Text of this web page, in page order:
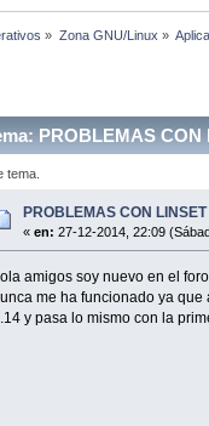
» Zona GNU/Linux »
PROBLEMAS
tema.
PROBLEMAS CON LINSET
« en: 27-12-2014, 22:09
amigos soy nuevo en el
me ha funcionado ya
y pasa lo mismo con la